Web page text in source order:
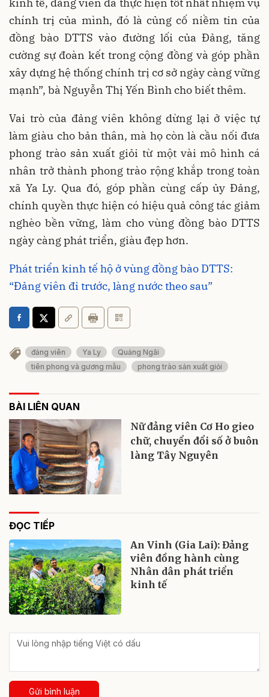
chính trị của mình, đó là củng cố niềm tin của
đồng bào DTTS vào đường lối của Đảng, tăng
cường sự đoàn kết trong cộng đồng và góp phần
xây dựng hệ thống chính trị cơ sở ngày càng vững
mạnh”, bà Nguyễn Thị Yến Bình cho biết thêm.
Vai trò của đảng viên không dừng lại ở việc tự
làm giàu cho bản thân, mà họ còn là cầu nối đưa
phong trào sản xuất giỏi từ một vài mô hình cá
nhân trở thành phong trào rộng khắp trong toàn
xã Ya Ly. Qua đó, góp phần cùng cấp ủy Đảng,
chính quyền thực hiện có hiệu quả công tác giảm
nghèo bền vững, làm cho vùng đồng bào DTTS
ngày càng phát triển, giàu đẹp hơn.
Phát triển kinh tế hộ ở vùng đồng bào DTTS:
“Đảng viên đi trước, làng nước theo sau”
đảng viên Ya Ly
Quảng Ngãi
tiên phong và gương mẫu
phong trào sản xuất giỏi
BÀI LIÊN QUAN
Nữ đảng viên Cơ Ho gieo
chữ, chuyển đổi số ở buôn
làng Tây Nguyên
ĐỌC TIẾP
An Vinh (Gia Lai): Đảng
viên đồng hành cùng
Nhân dân phát triển
kinh tế
Gửi bình luận